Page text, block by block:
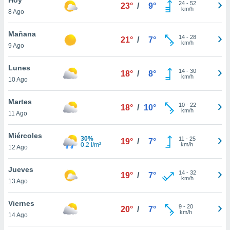
en
más
nuestra
de
cookies
aceptar
8 Ago
23° / 9° 24- 52
km/h
Mañana
9 Ago
21° / 7° 14- 28
km/h
Lunes
10 Ago
18° / 8° 14- 30
km/h
Martes
11 Ago
18° / 10° 10- 22
km/h
Miércoles
12 Ago
30%
0.2 l/m²
19° / 7° 11 - 25
km/h
Jueves
13 Ago
19° / 7° 14- 32
km/h
Viernes
14 Ago
20° / 7° 9- 20
km/h